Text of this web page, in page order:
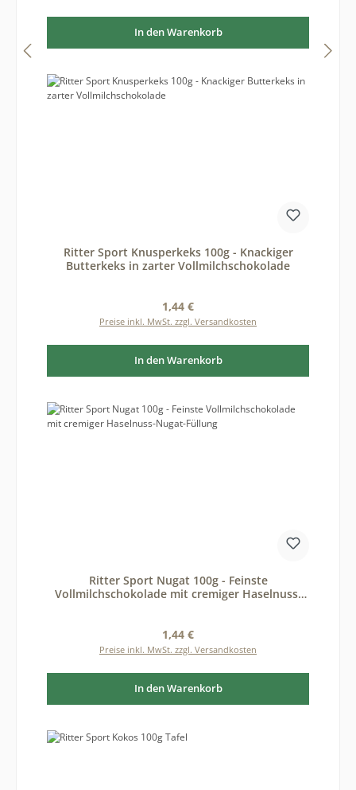
In den Warenkorb
Ritter Sport Knusperkeks 100g - Knackiger
Butterkeks in zarter Vollmilchschokolade
Regulärer Preis:
1,44 €
Preise inkl. MwSt. zzgl. Versandkosten
In den Warenkorb
Ritter Sport Nugat 100g - Feinste
Vollmilchschokolade mit cremiger Haselnuss-
Regulärer Preis:
1,44 €
Preise inkl. MwSt. zzgl. Versandkosten
In den Warenkorb